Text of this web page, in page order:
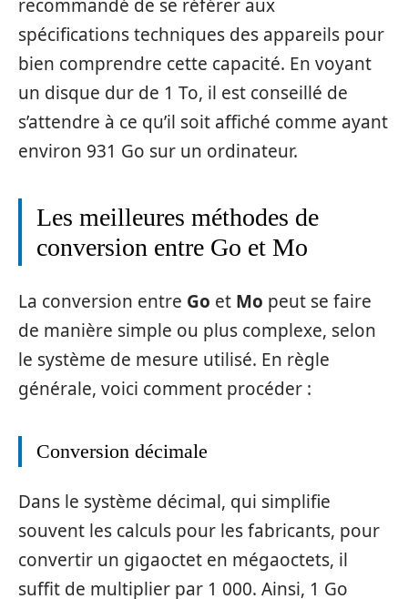
recommandé de se référer aux
spécifications techniques des appareils pour
bien comprendre cette capacité. En voyant
un disque dur de 1 To, il est conseillé de
s’attendre à ce qu’il soit affiché comme ayant
environ 931 Go sur un ordinateur.
Les meilleures méthodes de
conversion entre Go et Mo
La conversion entre Go et Mo peut se faire
de manière simple ou plus complexe, selon
le système de mesure utilisé. En règle
générale, voici comment procéder :
Conversion décimale
Dans le système décimal, qui simplifie
souvent les calculs pour les fabricants, pour
convertir un gigaoctet en mégaoctets, il
suffit de multiplier par 1 000. Ainsi, 1 Go